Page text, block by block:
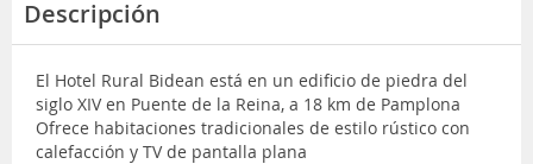
Descripción
El Hotel Rural Bidean está en un edificio de piedra del
siglo XIV en Puente de la Reina, a 18 km de Pamplona
Ofrece habitaciones tradicionales de estilo rústico con
calefacción y TV de pantalla plana